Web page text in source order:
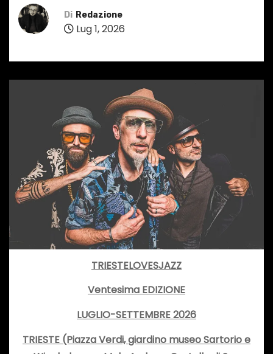
Di Redazione
Lug 1, 2026
TRIESTELOVESJAZZ
Ventesima EDIZIONE
LUGLIO-SETTEMBRE 2026
TRIESTE (Piazza Verdi, giardino museo Sartorio e